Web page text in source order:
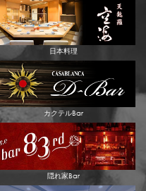
日本料理
カクテルBar
隠れ家Bar